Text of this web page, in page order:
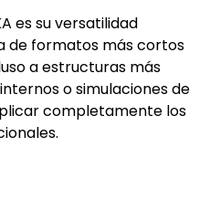
es su versatilidad
de formatos más cortos
a estructuras más
o simulaciones de
completamente los